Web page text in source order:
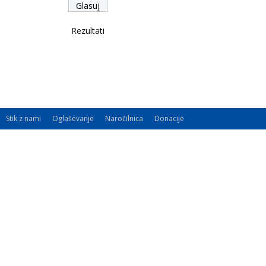
Rezultati
Stik z nami Oglaševanje Naročilnica Donacije